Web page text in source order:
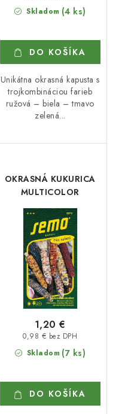
Skladom (4 ks)
DO KOŠÍKA
Unikátna okrasná kapusta s
trojkombináciou farieb
ružová – biela – tmavo
zelená...
OKRASNÁ KUKURICA
MULTICOLOR
Skladom (7 ks)
0,98 € bez DPH
1,20 €
DO KOŠÍKA